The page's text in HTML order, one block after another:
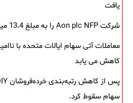
یافت
شرکت Aon plc NFP را به مبلغ 13.4 میلیارد دلار خریداری می کند
کاهش می یابد
سهام سقوط کرد.